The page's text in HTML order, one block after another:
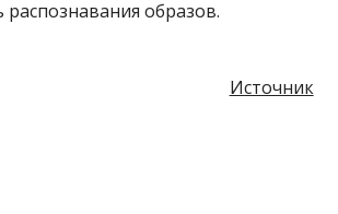
распознавания образов.
Источник